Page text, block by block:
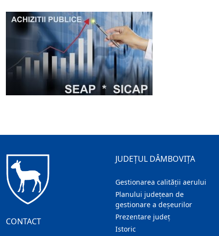
CONTACT
JUDEȚUL DÂMBOVIȚA
Gestionarea calității aerului
Planului județean de
gestionare a deșeurilor
Prezentare judeţ
Istoric